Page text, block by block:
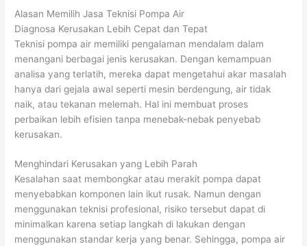
Alasan Memilih Jasa Teknisi Pompa Air
Diagnosa Kerusakan Lebih Cepat dan Tepat
Teknisi pompa air memiliki pengalaman mendalam dalam
menangani berbagai jenis kerusakan. Dengan kemampuan
analisa yang terlatih, mereka dapat mengetahui akar masalah
hanya dari gejala awal seperti mesin berdengung, air tidak
naik, atau tekanan melemah. Hal ini membuat proses
perbaikan lebih efisien tanpa menebak-nebak penyebab
kerusakan.
Menghindari Kerusakan yang Lebih Parah
Kesalahan saat membongkar atau merakit pompa dapat
menyebabkan komponen lain ikut rusak. Namun dengan
menggunakan teknisi profesional, risiko tersebut dapat di
minimalkan karena setiap langkah di lakukan dengan
menggunakan standar kerja yang benar. Sehingga, pompa air